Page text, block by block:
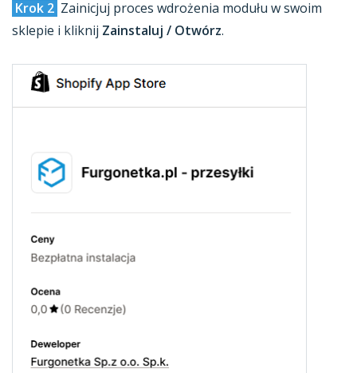
Krok 2 Zainicjuj proces wdrożenia modułu w swoim
sklepie i kliknij Zainstaluj / Otwórz.